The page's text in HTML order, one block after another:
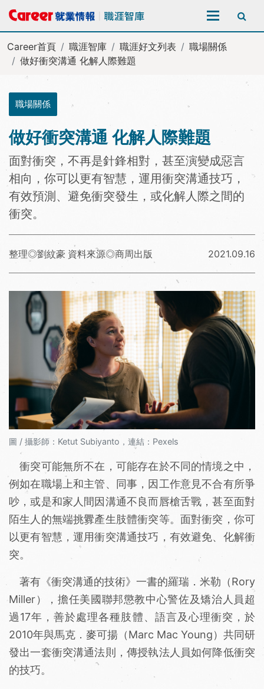
全站搜尋
Career首頁 職涯智庫 職涯好文列表
職場關係
做好衝突溝通 化解人際難題
職場關係
做好衝突溝通 化解人際難題
面對衝突，不再是針鋒相對，甚至演變成惡言
相向，你可以更有智慧，運用衝突溝通技巧，
有效預測、避免衝突發生，或化解人際之間的
衝突。
整理◎劉紋豪 資料來源◎商周出版 2021.09.16
圖 / 攝影師：Ketut Subiyanto，連結：Pexels
衝突可能無所不在，可能存在於不同的情境之中，
例如在職場上和主管、同事，因工作意見不合有所爭
吵，或是和家人間因溝通不良而唇槍舌戰，甚至面對
陌生人的無端挑釁產生肢體衝突等。面對衝突，你可
以更有智慧，運用衝突溝通技巧，有效避免、化解衝
突。
著有《衝突溝通的技術》一書的羅瑞．米勒（Rory
Miller），擔任美國聯邦懲教中心警佐及矯治人員超
過17年，善於處理各種肢體、語言及心理衝突，於
2010年與馬克．麥可揚（Marc Mac Young）共同研
發出一套衝突溝通法則，傳授執法人員如何降低衝突
的技巧。